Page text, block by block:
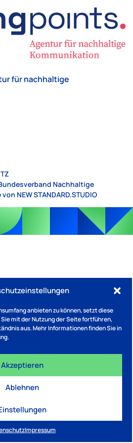
anbieten zu können, setzt diese
mit der Nutzung der Seite fortführen,
aus. Mehr Informationen finden Sie in
Akzeptieren
Ablehnen
Impressum
für nachhaltige
Nachhaltige
von NEW STANDARD.STUDIO